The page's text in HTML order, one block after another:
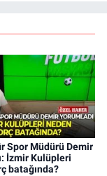
Spor Müdürü Demir
İzmir Kulüpleri
batağında?